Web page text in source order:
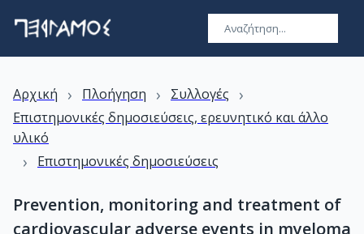
Αρχική › Πλοήγηση › Συλλογές ›
Επιστημονικές δημοσιεύσεις, ερευνητικό και άλλο
υλικό
› Επιστημονικές δημοσιεύσεις
Prevention, monitoring and treatment of
cardiovascular adverse events in myeloma